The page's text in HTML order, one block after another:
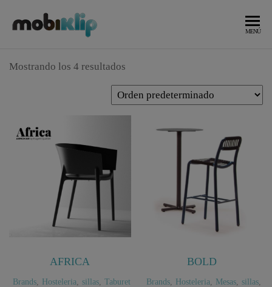
MENÚ
Mostrando los 4 resultados
AFRICA
Brands, Hosteleria sillas, Taburet
BOLD
Brands, Hosteleria Mesas, sillas,